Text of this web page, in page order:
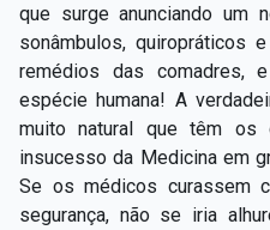
que surge anunciando um
sonâmbulos, quiropráticos
remédios das comadres,
espécie humana! A
muito natural que têm
insucesso da Medicina em
Se os médicos curassem
segurança, não se iria